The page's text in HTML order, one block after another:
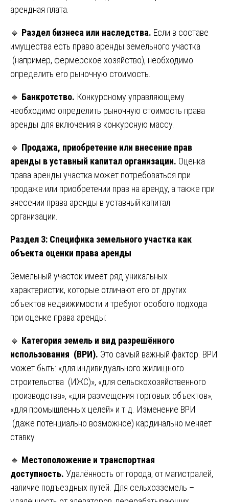
арендная плата.
🔹 Раздел бизнеса или наследства. Если в составе
имущества есть право аренды земельного участка
(например, фермерское хозяйство), необходимо
определить его рыночную стоимость.
🔹 Банкротство. Конкурсному управляющему
необходимо определить рыночную стоимость права
аренды для включения в конкурсную массу.
🔹 Продажа, приобретение или внесение прав
аренды в уставный капитал организации. Оценка
права аренды участка может потребоваться при
продаже или приобретении прав на аренду, а также при
внесении права аренды в уставный капитал
организации.
Раздел 3: Специфика земельного участка как
объекта оценки права аренды
Земельный участок имеет ряд уникальных
характеристик, которые отличают его от других
объектов недвижимости и требуют особого подхода
при оценке права аренды:
🔹 Категория земель и вид разрешённого
использования (ВРИ). Это самый важный фактор. ВРИ
может быть: «для индивидуального жилищного
строительства (ИЖС)», «для сельскохозяйственного
производства», «для размещения торговых объектов»,
«для промышленных целей» и т.д. Изменение ВРИ
(даже потенциально возможное) кардинально меняет
ставку.
🔹 Местоположение и транспортная
доступность. Удалённость от города, от магистралей,
наличие подъездных путей. Для сельхозземель –